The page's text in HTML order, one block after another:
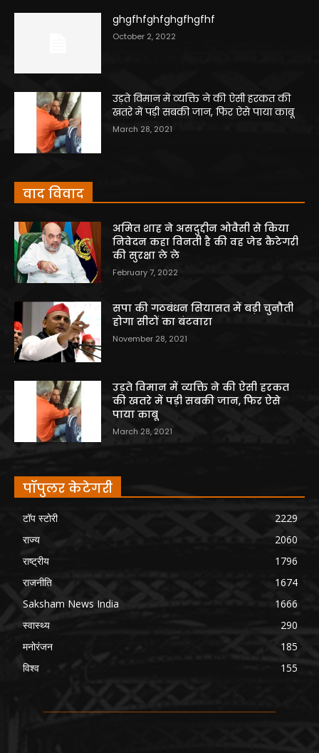
ghgfhfghfghgfhgfhf
October 2, 2022
उड़ते विमान में व्यक्ति ने की ऐसी हरकत की
खतरे में पड़ी सबकी जान, फिर ऐसे पाया काबू
March 28, 2021
वाद विवाद
अमित शाह ने असदुद्दीन ओवैसी से किया
निवेदन कहा विनती है की वह जेड कैटेगरी
की सुरक्षा ले ले
February 7, 2022
सपा की गठबंधन सियासत में बड़ी चुनौती
होगा सीटों का बंटवारा
November 28, 2021
उड़ते विमान में व्यक्ति ने की ऐसी हरकत
की खतरे में पड़ी सबकी जान, फिर ऐसे
पाया काबू
March 28, 2021
पॉपुलर केटेगरी
टॉप स्टोरी
2229
राज्य
2060
राष्ट्रीय
1796
राजनीति
1674
Saksham News India
1666
स्वास्थ्य
290
मनोरंजन
185
विश्व
155